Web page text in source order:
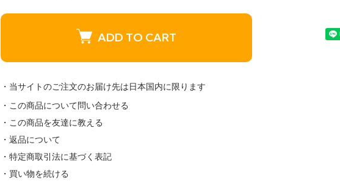
ADD TO CART
・当サイトのご注文のお届け先は日本国内に限ります
・この商品について問い合わせる
・この商品を友達に教える
・返品について
・特定商取引法に基づく表記
・買い物を続ける